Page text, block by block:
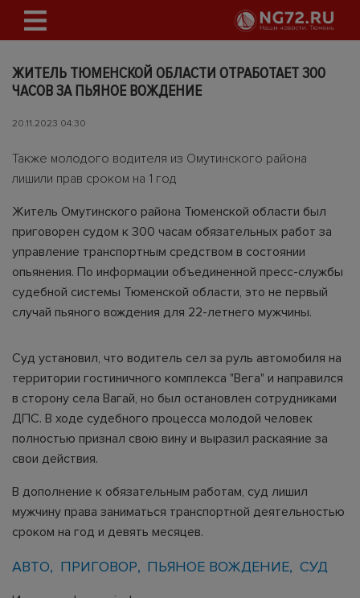
ЖИТЕЛЬ ТЮМЕНСКОЙ ОБЛАСТИ ОТРАБОТАЕТ 300
ЧАСОВ ЗА ПЬЯНОЕ ВОЖДЕНИЕ
20.11.2023 04:30
Также молодого водителя из Омутинского района
лишили прав сроком на 1 год
Житель Омутинского района Тюменской области был
приговорен судом к 300 часам обязательных работ за
управление транспортным средством в состоянии
опьянения. По информации объединенной пресс-службы
судебной системы Тюменской области, это не первый
случай пьяного вождения для 22-летнего мужчины.
Суд установил, что водитель сел за руль автомобиля на
территории гостиничного комплекса "Вега" и направился
в сторону села Вагай, но был остановлен сотрудниками
ДПС. В ходе судебного процесса молодой человек
полностью признал свою вину и выразил раскаяние за
свои действия.
В дополнение к обязательным работам, суд лишил
мужчину права заниматься транспортной деятельностью
сроком на год и девять месяцев.
АВТО ПРИГОВОР ПЬЯНОЕ ВОЖДЕНИЕ СУД